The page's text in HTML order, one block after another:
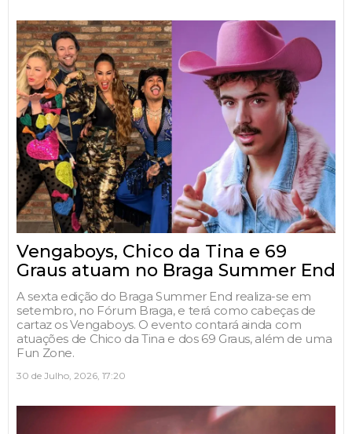
Vengaboys, Chico da Tina e 69
Graus atuam no Braga Summer End
A sexta edição do Braga Summer End realiza-se em
setembro, no Fórum Braga, e terá como cabeças de
cartaz os Vengaboys. O evento contará ainda com
atuações de Chico da Tina e dos 69 Graus, além de uma
Fun Zone.
30 de Julho, 2026, 17:20